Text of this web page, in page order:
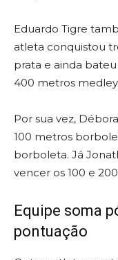
Eduardo Tigre
atleta conquistou
prata e ainda
400 metros medley.
Por sua vez,
100 metros
borboleta. Já
vencer os 100 e
Equipe soma
pontuação